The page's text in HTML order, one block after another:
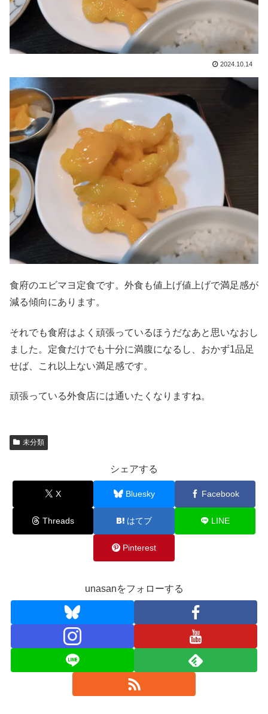
2024.10.14
食府のエビマヨ定食です。外食も値上げ値上げで満足感が
減る傾向にあります。
それでも食府はよく頑張っているほうだなあと思いなおし
ました。定食だけでも十分に満腹になるし、おかず1品足
せば、これ以上ない満足感です。
頑張っている外食店には通いたくなりますね。
未分類
シェアする
X Bluesky Facebook
Threads はてブ LINE
Pinterest
unasanをフォローする